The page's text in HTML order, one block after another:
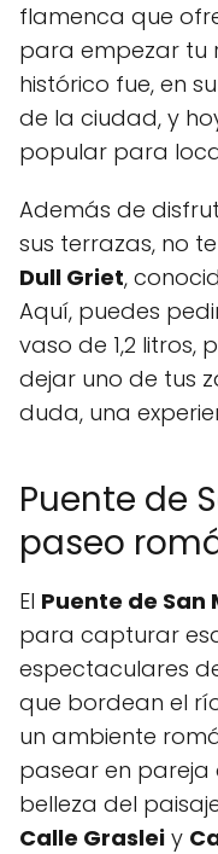
flamenca que
para empezar tu
histórico fue, en
de la ciudad, y
popular para
Además de
sus terrazas, no
Dull Griet,
Aquí, puedes
vaso de 1,2 litros,
dejar uno de tus
duda, una
Puente de
paseo
El Puente de San
para capturar
espectaculares
que bordean el
un ambiente
pasear en pareja
belleza del
Calle Graslei y